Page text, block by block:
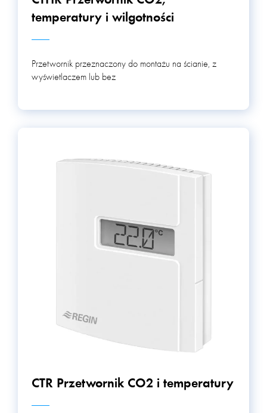
temperatury i wilgotności
Przetwornik przeznaczony do montażu na ścianie, z
wyświetlaczem lub bez
CTR Przetwornik CO2 i temperatury